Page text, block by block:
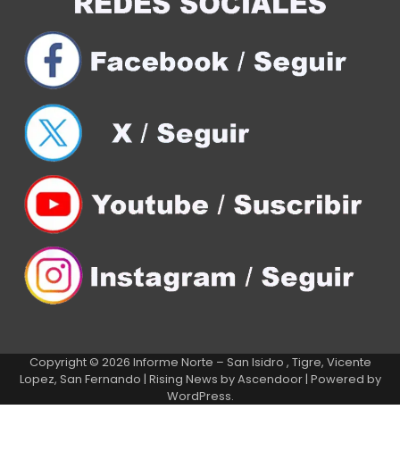
Copyright © 2026 Informe Norte – San Isidro , Tigre, Vicente
Lopez, San Fernando | Rising News byAscendoor| Powered by
WordPress.